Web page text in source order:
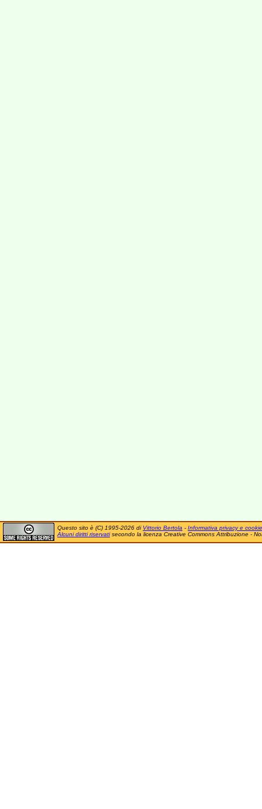
Questo sito è (C) 1995-2026 di Vittorio Bertola - Informativa privacy e cookie
Alcuni diritti riservatisecondo la licenza Creative Commons Attribuzione -